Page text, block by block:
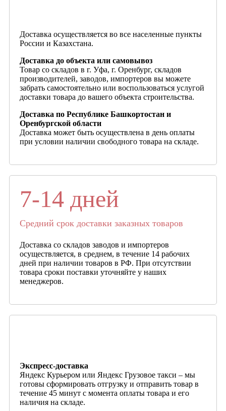
Доставка осуществляется во все населенные пункты
России и Казахстана.
Доставка до объекта или самовывоз
Товар со складов в г. Уфа, г. Оренбург, складов
производителей, заводов, импортеров вы можете
забрать самостоятельно или воспользоваться услугой
доставки товара до вашего объекта строительства.
Доставка по Республике Башкортостан и
Оренбургской области
Доставка может быть осуществлена в день оплаты
при условии наличии свободного товара на складе.
7-14 дней
Средний срок доставки заказных товаров
Доставка со складов заводов и импортеров
осуществляется, в среднем, в течение 14 рабочих
дней при наличии товаров в РФ. При отсутствии
товара сроки поставки уточняйте у наших
менеджеров.
Экспресс-доставка
Яндекс Курьером или Яндекс Грузовое такси – мы
готовы сформировать отгрузку и отправить товар в
течение 45 минут с момента оплаты товара и его
наличия на складе.